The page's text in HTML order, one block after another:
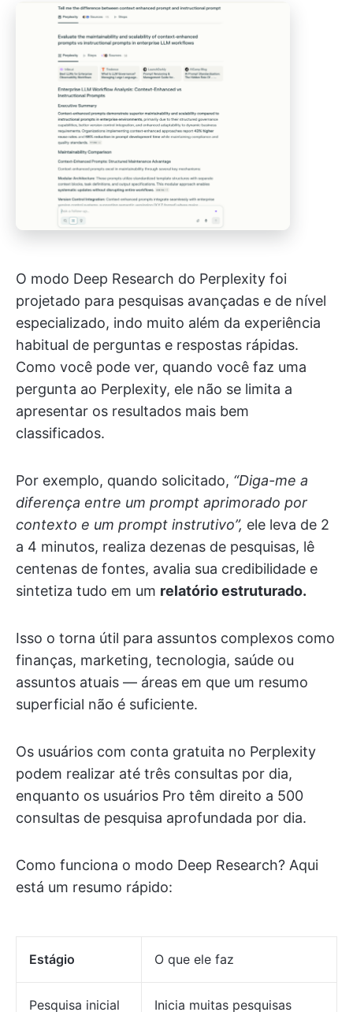
O modo Deep Research do Perplexity foi
projetado para pesquisas avançadas e de nível
especializado, indo muito além da experiência
habitual de perguntas e respostas rápidas.
Como você pode ver, quando você faz uma
pergunta ao Perplexity, ele não se limita a
apresentar os resultados mais bem
classificados.
Por exemplo, quando solicitado, “Diga-me a
diferença entre um prompt aprimorado por
contexto e um prompt instrutivo”, ele leva de 2
a 4 minutos, realiza dezenas de pesquisas, lê
centenas de fontes, avalia sua credibilidade e
sintetiza tudo em um relatório estruturado.
Isso o torna útil para assuntos complexos como
finanças, marketing, tecnologia, saúde ou
assuntos atuais — áreas em que um resumo
superficial não é suficiente.
Os usuários com conta gratuita no Perplexity
podem realizar até três consultas por dia,
enquanto os usuários Pro têm direito a 500
consultas de pesquisa aprofundada por dia.
Como funciona o modo Deep Research? Aqui
está um resumo rápido:
Estágio O que ele faz
Pesquisa inicial
Inicia muitas pesquisas